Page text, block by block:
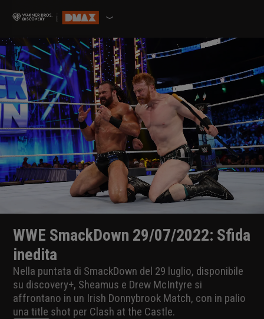
WWE SmackDown 29/07/2022: Sfida
inedita
Nella puntata di SmackDown del 29 luglio, disponibile
su discovery+, Sheamus e Drew McIntyre si
affrontano in un Irish Donnybrook Match, con in palio
una title shot per Clash at the Castle.